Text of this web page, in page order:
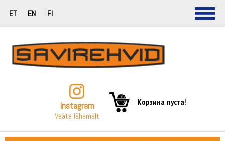
ET EN FI
Instagram
Vaata lähemalt
Корзина пуста!